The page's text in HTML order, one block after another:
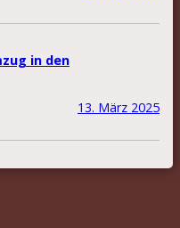
in den
13. März 2025